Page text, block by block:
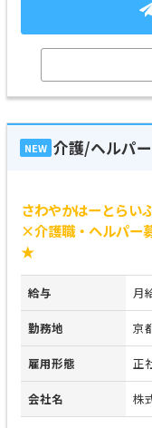
NEW 介護/ヘルパー
さわやかはーとらい
×介護職・ヘルパー
★
給与 月
勤務地 京
雇用形態 正
会社名 株